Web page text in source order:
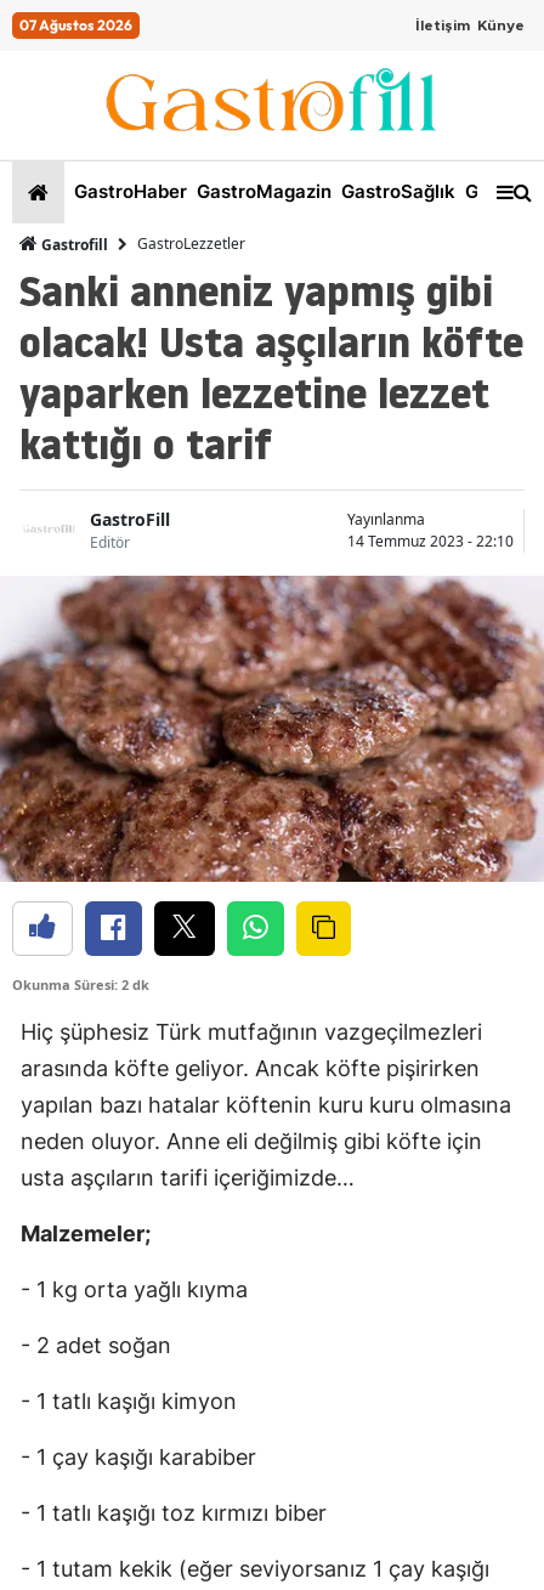
07 Ağustos 2026 İletişim Künye
GastroHaber GastroMagazin GastroSağlık
Gastrofill GastroLezzetler
Sanki anneniz yapmış gibi
olacak! Usta aşçıların köfte
yaparken lezzetine lezzet
kattığı o tarif
GastroFill
Editör
Yayınlanma
14 Temmuz 2023 - 22:10
Okunma Süresi: 2 dk
Hiç şüphesiz Türk mutfağının vazgeçilmezleri
arasında köfte geliyor. Ancak köfte pişirirken
yapılan bazı hatalar köftenin kuru kuru olmasına
neden oluyor. Anne eli değilmiş gibi köfte için
usta aşçıların tarifi içeriğimizde…
Malzemeler;
- 1 kg orta yağlı kıyma
- 2 adet soğan
- 1 tatlı kaşığı kimyon
- 1 çay kaşığı karabiber
- 1 tatlı kaşığı toz kırmızı biber
- 1 tutam kekik (eğer seviyorsanız 1 çay kaşığı